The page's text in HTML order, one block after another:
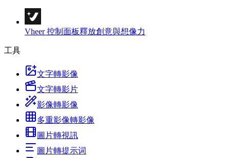
Vheer 控制面板釋放創意與想像力
工具
文字轉影像
文字轉影片
影像轉影像
多重影像轉影像
圖片轉視訊
圖片轉提示词